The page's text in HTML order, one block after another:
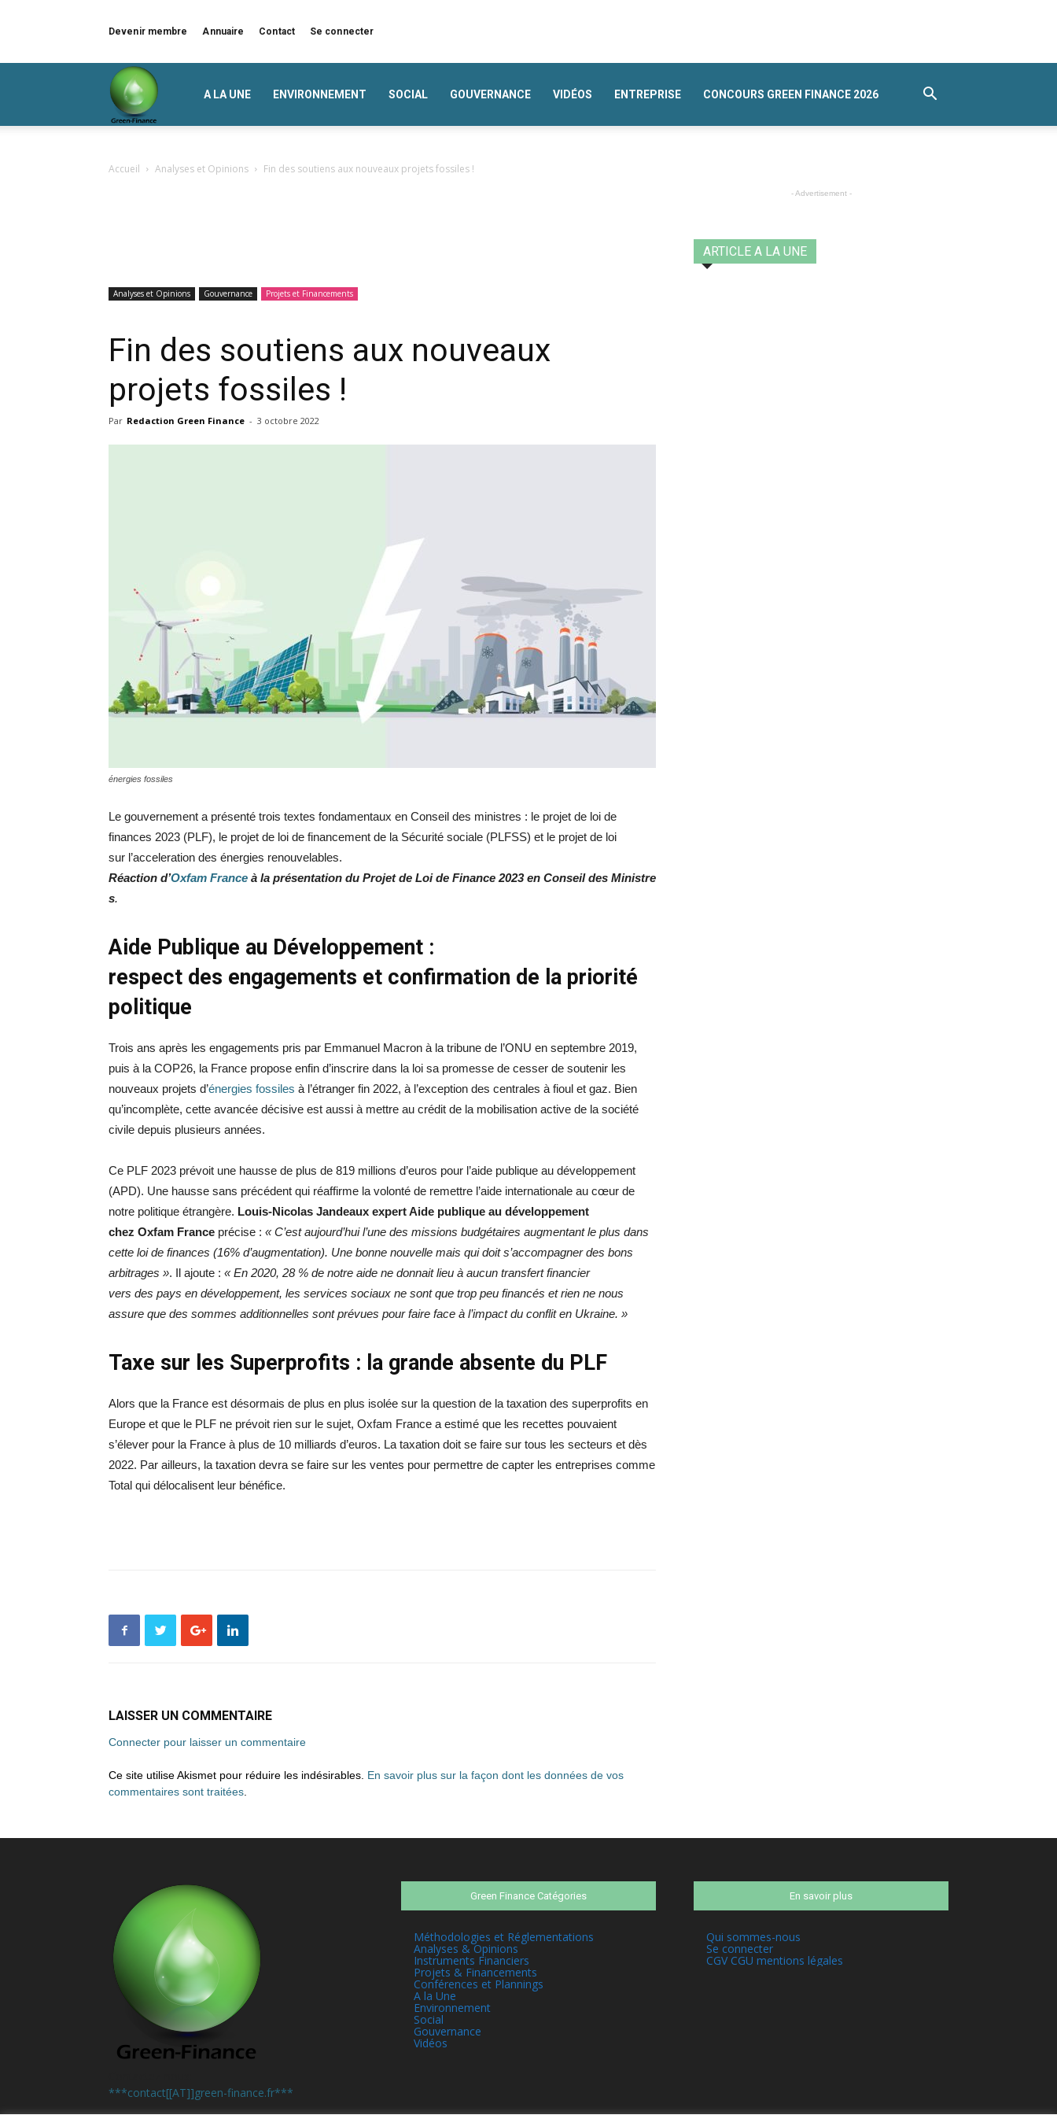
Devenir membre Annuaire Contact Se connecter
A LA UNE ENVIRONNEMENT SOCIAL GOUVERNANCE VIDÉOS ENTREPRISE CONCOURS GREEN FINANCE 2026
Accueil Analyses et Opinions Fin des soutiens aux nouveaux projets fossiles !
Analyses et Opinions Gouvernance Projets et Financements
Fin des soutiens aux nouveaux
projets fossiles !
Par Redaction Green Finance - 3 octobre 2022
énergies fossiles
Le gouvernement a présenté trois textes fondamentaux en Conseil des ministres : le projet de loi de
finances 2023 (PLF), le projet de loi de financement de la Sécurité sociale (PLFSS) et le projet de loi
sur l’acceleration des énergies renouvelables.
Réaction d’Oxfam France à la présentation du Projet de Loi de Finance 2023 en Conseil des Ministre
s.
Aide Publique au Développement :
respect des engagements et confirmation de la priorité
politique
Trois ans après les engagements pris par Emmanuel Macron à la tribune de l’ONU en septembre 2019,
puis à la COP26, la France propose enfin d’inscrire dans la loi sa promesse de cesser de soutenir les
nouveaux projets d’énergies fossiles à l’étranger fin 2022, à l’exception des centrales à fioul et gaz. Bien
qu’incomplète, cette avancée décisive est aussi à mettre au crédit de la mobilisation active de la société
civile depuis plusieurs années.
Ce PLF 2023 prévoit une hausse de plus de 819 millions d’euros pour l’aide publique au développement
(APD). Une hausse sans précédent qui réaffirme la volonté de remettre l’aide internationale au cœur de
notre politique étrangère. Louis-Nicolas Jandeaux expert Aide publique au développement
chez Oxfam France précise : « C’est aujourd’hui l’une des missions budgétaires augmentant le plus dans
cette loi de finances (16% d’augmentation). Une bonne nouvelle mais qui doit s’accompagner des bons
arbitrages ». Il ajoute : « En 2020, 28 % de notre aide ne donnait lieu à aucun transfert financier
vers des pays en développement, les services sociaux ne sont que trop peu financés et rien ne nous
assure que des sommes additionnelles sont prévues pour faire face à l’impact du conflit en Ukraine. »
Taxe sur les Superprofits : la grande absente du PLF
Alors que la France est désormais de plus en plus isolée sur la question de la taxation des superprofits en
Europe et que le PLF ne prévoit rien sur le sujet, Oxfam France a estimé que les recettes pouvaient
s’élever pour la France à plus de 10 milliards d’euros. La taxation doit se faire sur tous les secteurs et dès
2022. Par ailleurs, la taxation devra se faire sur les ventes pour permettre de capter les entreprises comme
Total qui délocalisent leur bénéfice.
LAISSER UN COMMENTAIRE
Connecter pour laisser un commentaire
Ce site utilise Akismet pour réduire les indésirables. En savoir plus sur la façon dont les données de vos
commentaires sont traitées
- Advertisement -
ARTICLE A LA UNE
***contact[[AT]]green-finance.fr***
Green Finance Catégories
Méthodologies et Réglementations
Analyses & Opinions
Instruments Financiers
Projets & Financements
Conférences et Plannings
A la Une
Environnement
Social
Gouvernance
Vidéos
En savoir plus
Qui sommes-nous
Se connecter
CGV CGU mentions légales